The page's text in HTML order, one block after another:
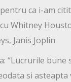
ca i-am
Whitney
Janis Joplin
“Lucrurile bune
si